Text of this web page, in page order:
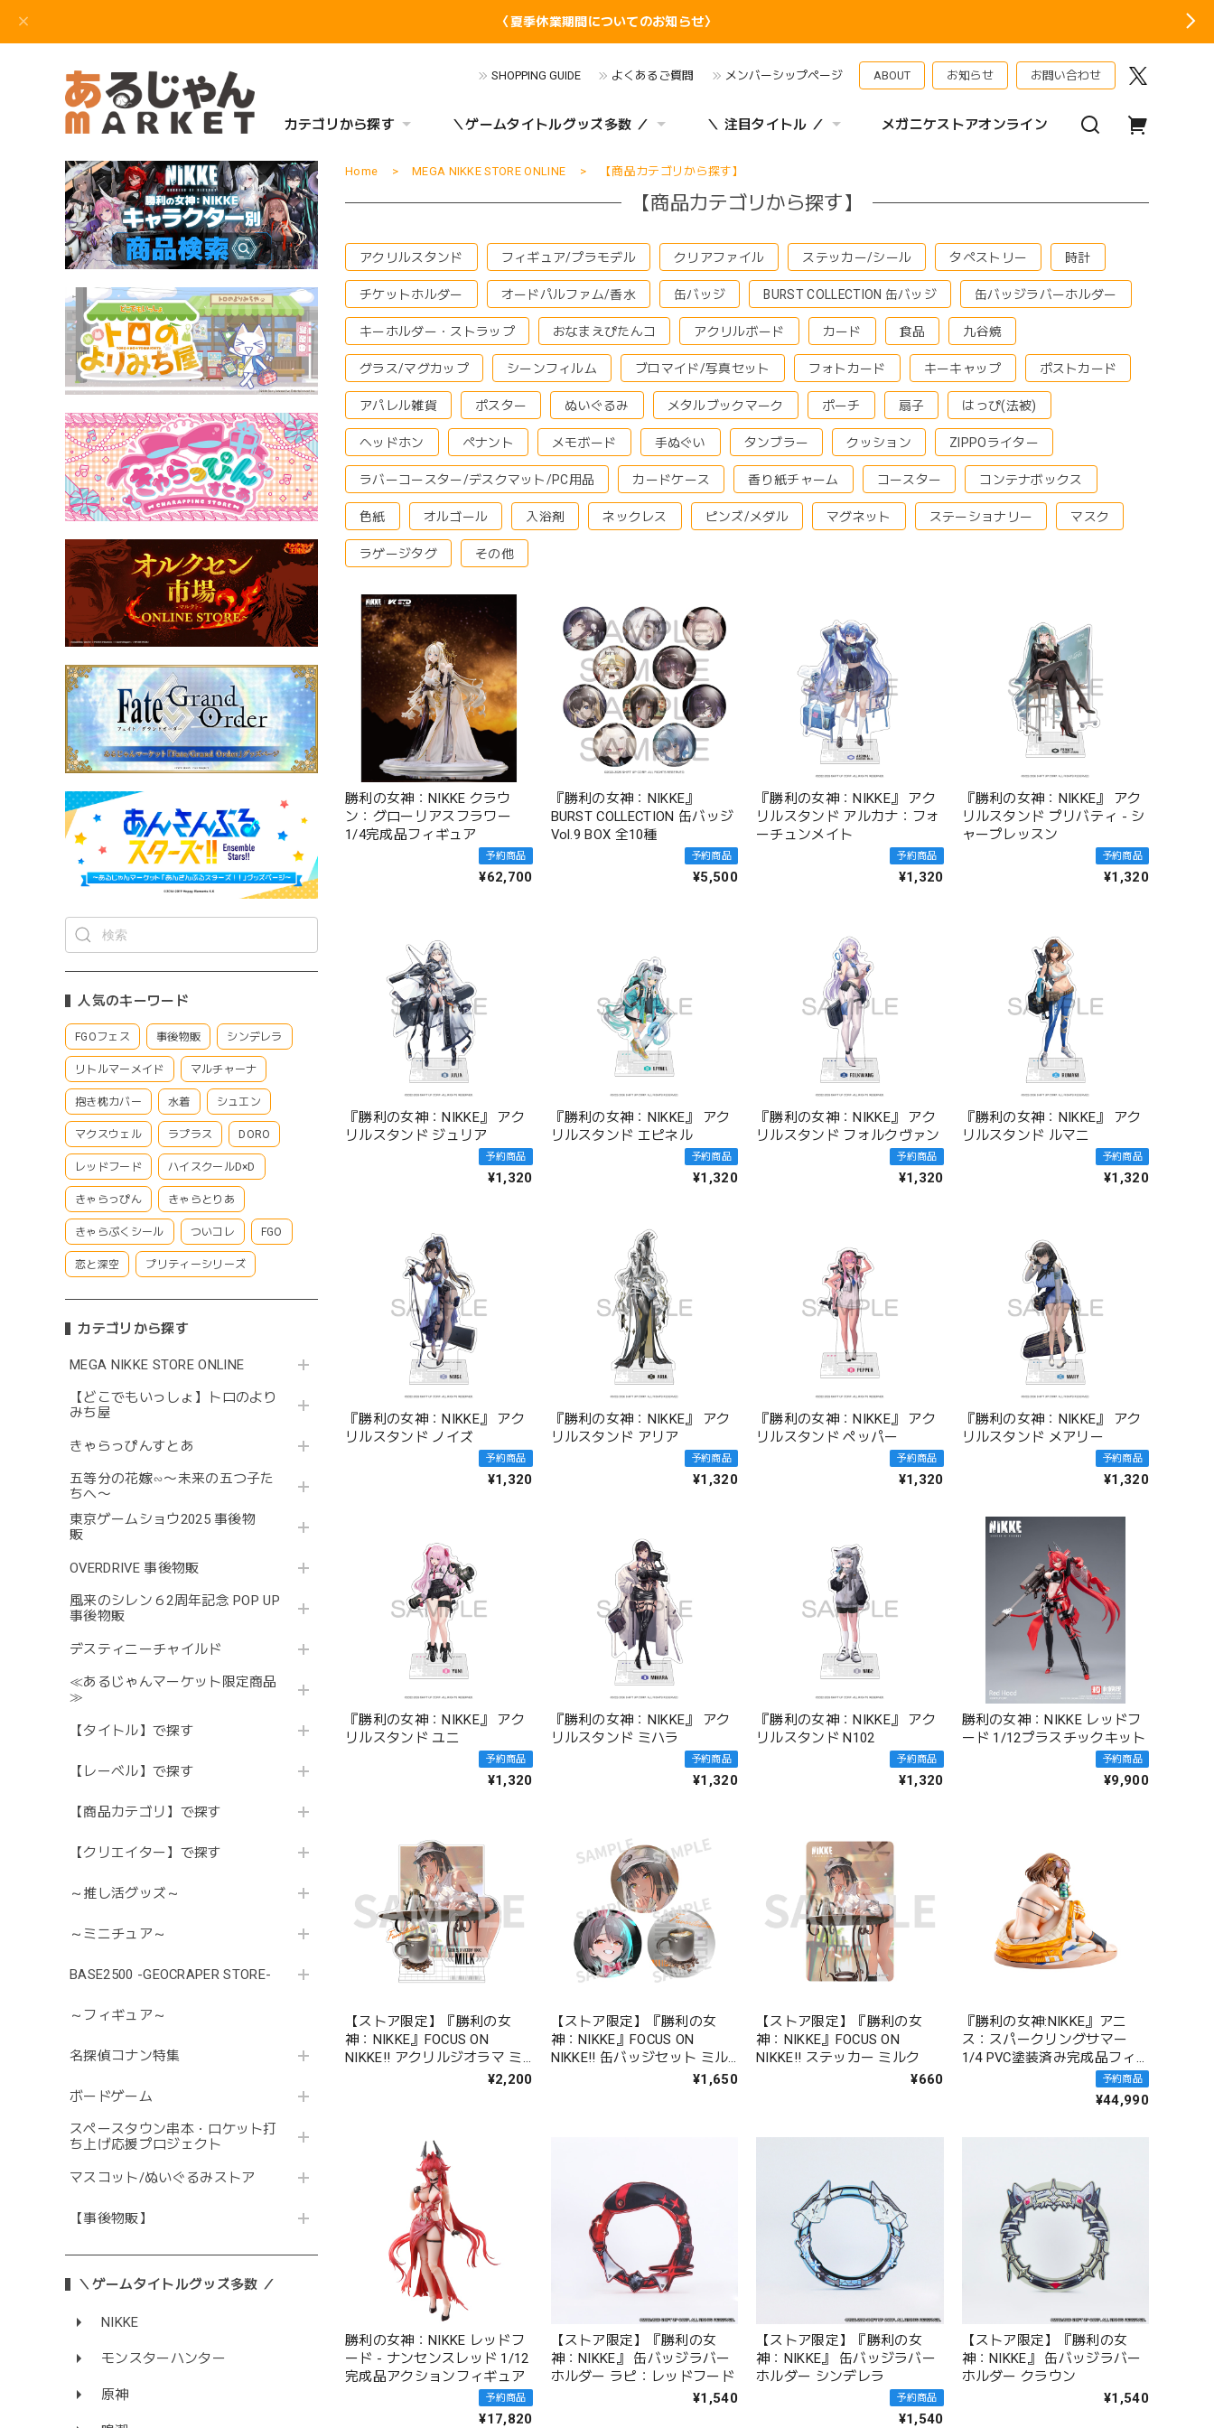
〈夏季休業期間についてのお知らせ〉
SHOPPING GUIDE よくあるご質問 メンバーシップページ ABOUT お知らせ お問い合わせ
カテゴリから探す ＼ゲームタイトルグッズ多数 ／ ＼ 注目タイトル ／ メガニケストアオンライン
人気のキーワード
FGOフェス 事後物販 シンデレラ
リトルマーメイド マルチャーナ
抱き枕カバー 水着 シュエン
マクスウェル ラプラス DORO
レッドフード ハイスクールD×D
きゃらっぴん きゃらとりあ
きゃらぷくシール ついコレ FGO
恋と深空 プリティーシリーズ
カテゴリから探す
MEGA NIKKE STORE ONLINE
【どこでもいっしょ】トロのより
みち屋
きゃらっぴんすとあ
五等分の花嫁∽〜未来の五つ子た
ちへ〜
東京ゲームショウ2025 事後物
販
OVERDRIVE 事後物販
風来のシレン６2周年記念 POP UP
事後物販
デスティニーチャイルド
≪あるじゃんマーケット限定商品
≫
【タイトル】で探す
【レーベル】で探す
【商品カテゴリ】で探す
【クリエイター】で探す
～推し活グッズ～
～ミニチュア～
BASE2500 -GEOCRAPER STORE-
～フィギュア～
名探偵コナン特集
ボードゲーム
スペースタウン串本・ロケット打
ち上げ応援プロジェクト
マスコット/ぬいぐるみストア
【事後物販】
＼ゲームタイトルグッズ多数 ／
NIKKE
モンスターハンター
原神
Home MEGA NIKKE STORE ONLINE 【商品カテゴリから探す】
【商品カテゴリから探す】
アクリルスタンド フィギュア/プラモデル クリアファイル ステッカー/シール タペストリー 時計
チケットホルダー オードパルファム/香水 缶バッジ BURST COLLECTION 缶バッジ 缶バッジラバーホルダー
キーホルダー・ストラップ おなまえぴたんコ アクリルボード カード 食品 九谷焼
グラス/マグカップ シーンフィルム ブロマイド/写真セット フォトカード キーキャップ ポストカード
アパレル雑貨 ポスター ぬいぐるみ メタルブックマーク ポーチ 扇子 はっぴ(法被)
ヘッドホン ペナント メモボード 手ぬぐい タンブラー クッション ZIPPOライター
ラバーコースター/デスクマット/PC用品 カードケース 香り紙チャーム コースター コンテナボックス
色紙 オルゴール 入浴剤 ネックレス ピンズ/メダル マグネット ステーショナリー マスク
ラゲージタグ その他
勝利の女神：NIKKE クラウ
ン：グローリアスフラワー
1/4完成品フィギュア
予約商品
¥62,700
『勝利の女神：NIKKE』
BURST COLLECTION 缶バッジ
Vol.9 BOX 全10種
予約商品
¥5,500
『勝利の女神：NIKKE』 アク
リルスタンド アルカナ：フォ
ーチュンメイト
予約商品
¥1,320
『勝利の女神：NIKKE』 アク
リルスタンド プリバティ - シ
ャープレッスン
予約商品
¥1,320
『勝利の女神：NIKKE』 アク
リルスタンド ジュリア
予約商品
¥1,320
『勝利の女神：NIKKE』 アク
リルスタンド エピネル
予約商品
¥1,320
『勝利の女神：NIKKE』 アク
リルスタンド フォルクヴァン
予約商品
¥1,320
『勝利の女神：NIKKE』 アク
リルスタンド ルマニ
予約商品
¥1,320
『勝利の女神：NIKKE』 アク
リルスタンド ノイズ
予約商品
¥1,320
『勝利の女神：NIKKE』 アク
リルスタンド アリア
予約商品
¥1,320
『勝利の女神：NIKKE』 アク
リルスタンド ペッパー
予約商品
¥1,320
『勝利の女神：NIKKE』 アク
リルスタンド メアリー
予約商品
¥1,320
『勝利の女神：NIKKE』 アク
リルスタンド ユニ
予約商品
¥1,320
『勝利の女神：NIKKE』 アク
リルスタンド ミハラ
予約商品
¥1,320
『勝利の女神：NIKKE』 アク
リルスタンド N102
予約商品
¥1,320
勝利の女神：NIKKE レッドフ
ード 1/12プラスチックキット
予約商品
¥9,900
【ストア限定】『勝利の女
神：NIKKE』FOCUS ON
NIKKE!! アクリルジオラマ ミ
¥2,200
【ストア限定】『勝利の女
神：NIKKE』FOCUS ON
NIKKE!! 缶バッジセット ミル
¥1,650
【ストア限定】『勝利の女
神：NIKKE』FOCUS ON
NIKKE!! ステッカー ミルク
¥660
『勝利の女神:NIKKE』アニ
ス：スパークリングサマー
1/4 PVC塗装済み完成品フィ
予約商品
¥44,990
勝利の女神：NIKKE レッドフ
ード - ナンセンスレッド 1/12
完成品アクションフィギュア
予約商品
¥17,820
【ストア限定】『勝利の女
神：NIKKE』 缶バッジラバー
ホルダー ラピ：レッドフード
¥1,540
【ストア限定】『勝利の女
神：NIKKE』 缶バッジラバー
ホルダー シンデレラ
予約商品
¥1,540
【ストア限定】『勝利の女
神：NIKKE』 缶バッジラバー
ホルダー クラウン
¥1,540